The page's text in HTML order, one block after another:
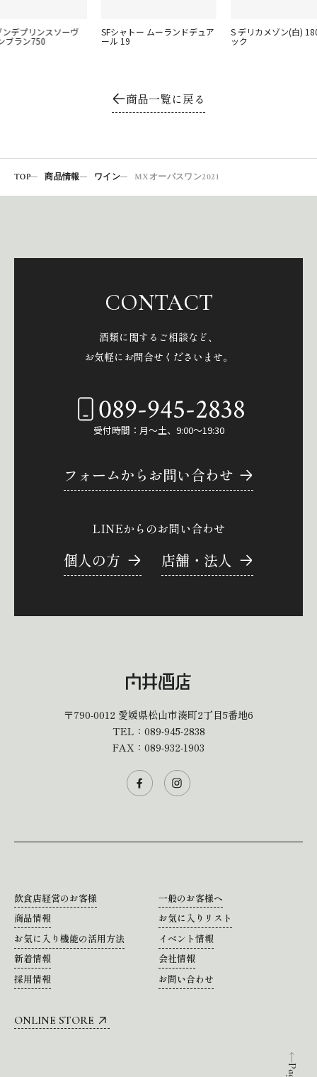
ンデプリンスソーヴ
ブラン750
SFシャトー ムーランドデュア
ール 19
S デリカメゾン(白)
ック
商品一覧に戻る
TOP 商品情報 ワイン MXオーパスワン2021
CONTACT
酒類に関するご相談など、
お気軽にお問合せくださいませ。
089-945-2838
受付時間：月～土、9:00～19:30
フォームからお問い合わせ
LINEからのお問い合わせ
個人の方 店舗・法人
〒790-0012 愛媛県松山市湊町2丁目5番地6
TEL： 089-945-2838
FAX：089-932-1903
飲食店経営のお客様
一般のお客様へ
商品情報
お気に入りリスト
お気に入り機能の活用方法
イベント情報
新着情報
会社情報
採用情報
お問い合わせ
ONLINE STORE